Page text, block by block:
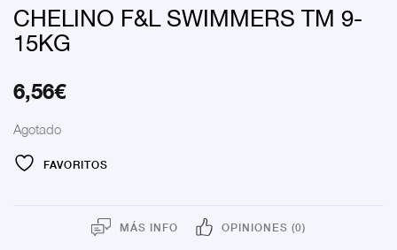
CHELINO F&L SWIMMERS TM 9-
15KG
6,56€
Agotado
FAVORITOS
MÁS INFO OPINIONES (0)